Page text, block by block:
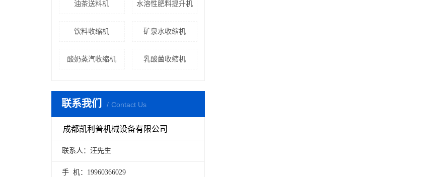
油茶送料机 水溶性肥料提升机
饮料收缩机 矿泉水收缩机
酸奶蒸汽收缩机 乳酸菌收缩机
联系我们 Contact Us
成都凯利普机械设备有限公司
联系人：汪先生
手 机：19960366029